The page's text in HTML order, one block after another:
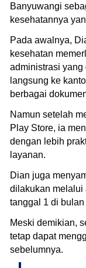
Banyuwangi
kesehatannya
Pada awalnya,
kesehatan
administrasi yang
langsung ke
berbagai
Namun setelah
Play Store, ia
dengan lebih
layanan.
Dian juga
dilakukan melalui
tanggal 1 di
Meski demikian,
tetap dapat
sebelumnya.